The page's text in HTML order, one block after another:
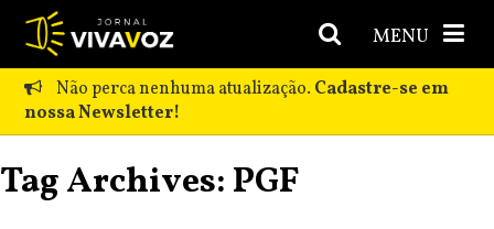
MENU
Não perca nenhuma atualização. Cadastre-se em
nossa Newsletter!
Tag Archives: PGF